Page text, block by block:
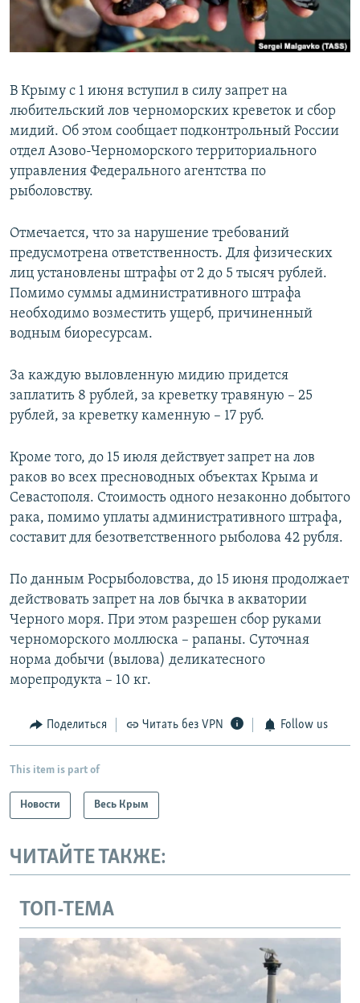
ПОБЕДИТЕЛЕЙ НЕ СУДЯТ?
КРЫМ.НЕПОКОРЕННЫЙ
УКРАИНСКАЯ ПРОБЛЕМА КРЫМА
ПРИСОЕДИНЯЙТЕСЬ!
Все сайты RFE/RL
В Крыму с 1 июня вступил в силу запрет на
любительский лов черноморских креветок и сбор
мидий. Об этом сообщает подконтрольный России
отдел Азово-Черноморского территориального
управления Федерального агентства по
рыболовству.
Отмечается, что за нарушение требований
предусмотрена ответственность. Для физических
лиц установлены штрафы от 2 до 5 тысяч рублей.
Помимо суммы административного штрафа
необходимо возместить ущерб, причиненный
водным биоресурсам.
За каждую выловленную мидию придется
заплатить 8 рублей, за креветку травяную – 25
рублей, за креветку каменную – 17 руб.
Кроме того, до 15 июля действует запрет на лов
раков во всех пресноводных объектах Крыма и
Севастополя. Стоимость одного незаконно добытого
рака, помимо уплаты административного штрафа,
составит для безответственного рыболова 42 рубля.
По данным Росрыболовства, до 15 июня продолжает
действовать запрет на лов бычка в акватории
Черного моря. При этом разрешен сбор руками
черноморского моллюска – рапаны. Суточная
норма добычи (вылова) деликатесного
морепродукта – 10 кг.
Поделиться Читать без VPN Follow us
This item is part of
Новости Весь Крым
ЧИТАЙТЕ ТАКЖЕ:
ТОП-ТЕМА